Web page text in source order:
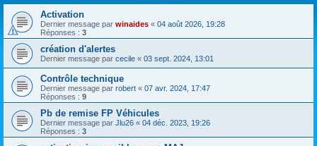
Activation
Dernier message par winaides « 04 août 2026, 19:28
Réponses : 3
création d'alertes
Dernier message par cecile « 03 sept. 2024, 13:01
Contrôle technique
Dernier message par robert « 07 avr. 2024, 17:47
Réponses : 9
Pb de remise FP Véhicules
Dernier message par Jlu26 « 04 déc. 2023, 19:26
Réponses : 3